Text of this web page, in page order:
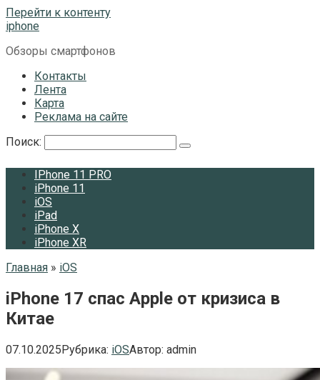
Перейти к контенту
iphone
Обзоры смартфонов
Контакты
Лента
Карта
Реклама на сайте
Поиск:
IPhone 11 PRO
iPhone 11
iOS
iPad
iPhone X
iPhone XR
Главная » iOS
iPhone 17 спас Apple от кризиса в
Китае
07.10.2025Рубрика: iOSАвтор: admin